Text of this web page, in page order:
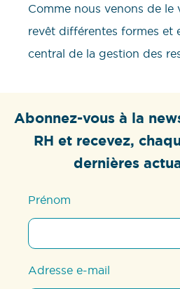
Comme nous venons de le
revêt différentes formes et
central de la gestion des
Abonnez-vous à la
RH et recevez,
dernières
Prénom
Adresse e-mail